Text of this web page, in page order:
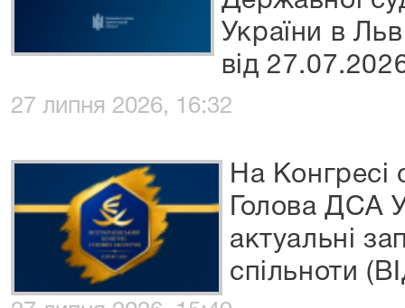
України в
від
27 липня 2026, 16:32
На Конгресі
Голова ДСА
актуальні
спільноти